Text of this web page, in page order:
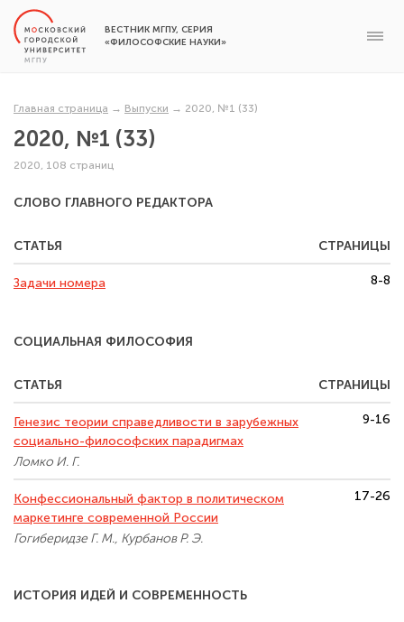
ВЕСТНИК МГПУ, СЕРИЯ
«ФИЛОСОФСКИЕ НАУКИ»
Главная страница → Выпуски → 2020, №1 (33)
2020, №1 (33)
2020, 108 страниц
СЛОВО ГЛАВНОГО РЕДАКТОРА
СТАТЬЯ СТРАНИЦЫ
Задачи номера 8-8
СОЦИАЛЬНАЯ ФИЛОСОФИЯ
СТАТЬЯ СТРАНИЦЫ
Генезис теории справедливости в зарубежных
социально-философских парадигмах
Ломко И. Г.
9-16
Конфессиональный фактор в политическом
маркетинге современной России
Гогиберидзе Г. М., Курбанов Р. Э.
17-26
ИСТОРИЯ ИДЕЙ И СОВРЕМЕННОСТЬ